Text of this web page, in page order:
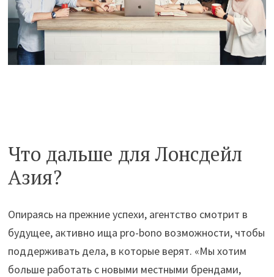
Что дальше для Лонсдейл
Азия?
Опираясь на прежние успехи, агентство смотрит в
будущее, активно ища pro-bono возможности, чтобы
поддерживать дела, в которые верят. «Мы хотим
больше работать с новыми местными брендами,